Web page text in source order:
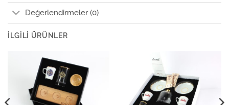
Değerlendirmeler (0)
İLGILI ÜRÜNLER